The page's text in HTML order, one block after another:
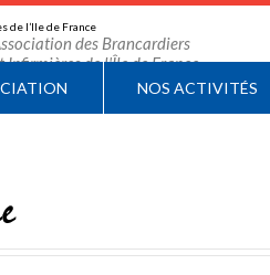
des Brancardiers
Infirmières de l'Île de France
NOS ACTIVITÉS